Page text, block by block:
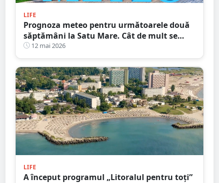
LIFE
Prognoza meteo pentru următoarele două
săptămâni la Satu Mare. Cât de mult se
încălzește vremea
12 mai 2026
LIFE
A început programul „Litoralul pentru toţi”